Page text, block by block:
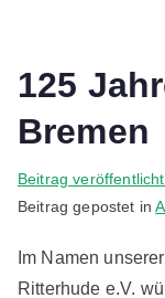
125
Bremen
V
o
C
h
Beitrag
Beitrag gepostet in
Im Namen
Ritterhude e.V.